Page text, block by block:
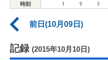
時刻
前日(10月09日)
記録 (2015年10月10日)